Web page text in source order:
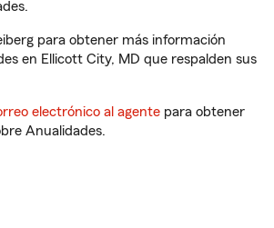
para obtener más información
en Ellicott City, MD que respalden sus
electrónico al agente para obtener
Anualidades.